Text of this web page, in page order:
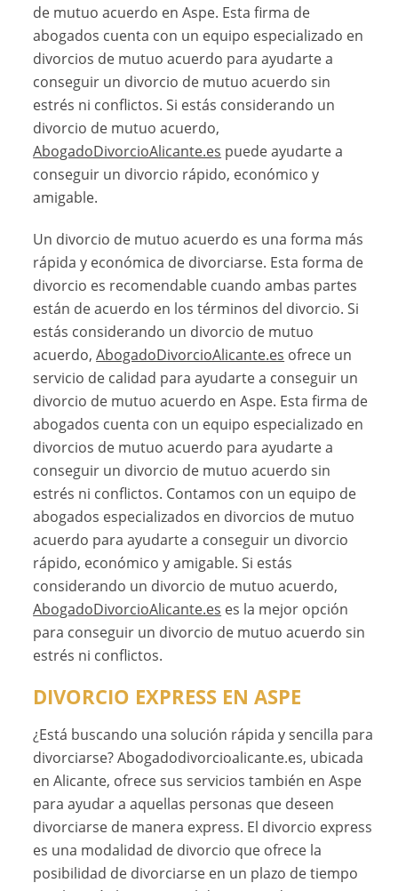
de mutuo acuerdo en Aspe. Esta firma de
abogados cuenta con un equipo especializado en
divorcios de mutuo acuerdo para ayudarte a
conseguir un divorcio de mutuo acuerdo sin
estrés ni conflictos. Si estás considerando un
divorcio de mutuo acuerdo,
AbogadoDivorcioAlicante.es puede ayudarte a
conseguir un divorcio rápido, económico y
amigable.
Un divorcio de mutuo acuerdo es una forma más
rápida y económica de divorciarse. Esta forma de
divorcio es recomendable cuando ambas partes
están de acuerdo en los términos del divorcio. Si
estás considerando un divorcio de mutuo
acuerdo,AbogadoDivorcioAlicante.es ofrece un
servicio de calidad para ayudarte a conseguir un
divorcio de mutuo acuerdo en Aspe. Esta firma de
abogados cuenta con un equipo especializado en
divorcios de mutuo acuerdo para ayudarte a
conseguir un divorcio de mutuo acuerdo sin
estrés ni conflictos. Contamos con un equipo de
abogados especializados en divorcios de mutuo
acuerdo para ayudarte a conseguir un divorcio
rápido, económico y amigable. Si estás
considerando un divorcio de mutuo acuerdo,
AbogadoDivorcioAlicante.es es la mejor opción
para conseguir un divorcio de mutuo acuerdo sin
estrés ni conflictos.
DIVORCIO EXPRESS EN ASPE
¿Está buscando una solución rápida y sencilla para
divorciarse? Abogadodivorcioalicante.es, ubicada
en Alicante, ofrece sus servicios también en Aspe
para ayudar a aquellas personas que deseen
divorciarse de manera express. El divorcio express
es una modalidad de divorcio que ofrece la
posibilidad de divorciarse en un plazo de tiempo